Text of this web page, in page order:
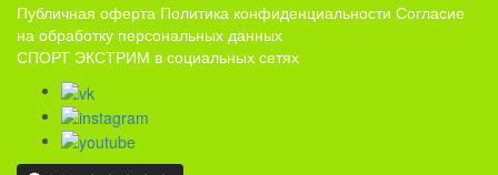
Публичная оферта Политика конфиденциальности Согласие
на обработку персональных данных
СПОРТ ЭКСТРИМ в социальных сетях